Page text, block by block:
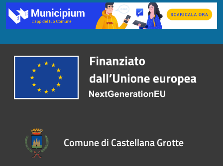
Comune di Castellana Grotte